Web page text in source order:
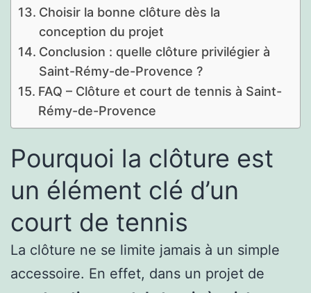
Choisir la bonne clôture dès la
conception du projet
Conclusion : quelle clôture privilégier à
Saint-Rémy-de-Provence ?
FAQ – Clôture et court de tennis à Saint-
Rémy-de-Provence
Pourquoi la clôture est
un élément clé d’un
court de tennis
La clôture ne se limite jamais à un simple
accessoire. En effet, dans un projet de